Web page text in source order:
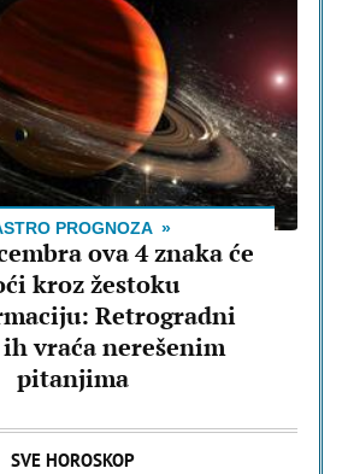
PROGNOZA
ova 4 znaka će
kroz žestoku
Retrogradni
vraća nerešenim
pitanjima
SVE HOROSKOP